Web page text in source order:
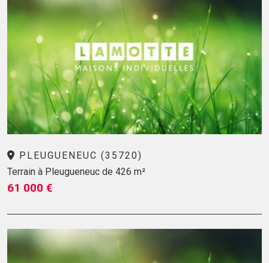
PLEUGUENEUC (35720)
Terrain à Pleugueneuc de 426 m²
61 000 €